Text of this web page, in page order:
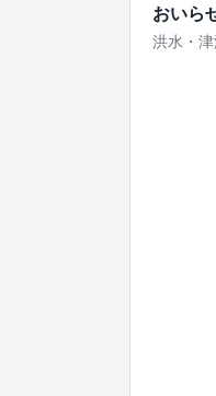
おいら
洪水・